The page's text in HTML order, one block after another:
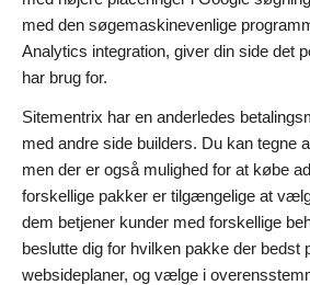
med den søgemaskinevenlige
Analytics integration, giver din side det
har brug for.
Sitementrix har en anderledes
med andre side builders. Du kan tegne
men der er også mulighed for at købe
forskellige pakker er tilgængelige at
dem betjener kunder med forskellige
beslutte dig for hvilken pakke der bedst
websideplaner, og vælge i